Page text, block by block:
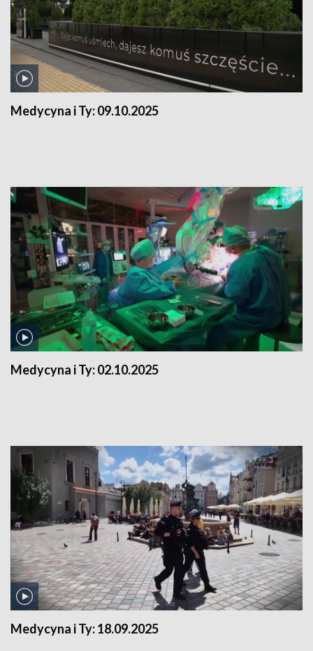
Medycyna i Ty:09.10.2025
Medycyna i Ty:02.10.2025
Medycyna i Ty:18.09.2025